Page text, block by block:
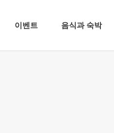
이벤트 음식과 숙박